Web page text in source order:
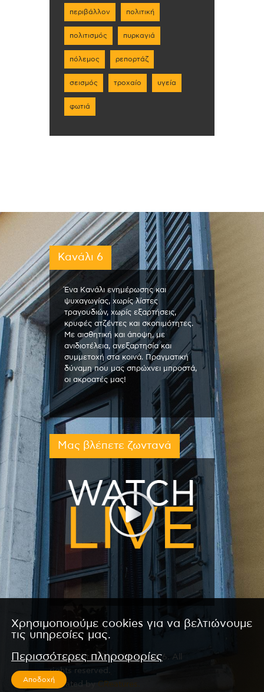
περιβάλλον πολιτική
πολιτισμός πυρκαγιά
πόλεμος ρεπορτάζ
σεισμός τροχαίο υγεία
φωτιά
Κανάλι 6
Ένα Κανάλι ενημέρωσης και
ψυχαγωγίας, χωρίς λίστες
τραγουδιών, χωρίς εξαρτήσεις,
κρυφές ατζέντες και σκοπιμότητες.
Με αισθητική και άποψη, με
ανιδιοτέλεια, ανεξαρτησία και
συμμετοχή στα κοινά. Πραγματική
δύναμη που μας σπρώχνει μπροστά,
οι ακροατές μας!
Μας βλέπετε ζωντανά
Copyright © 2026 by Kanali 6. All
rights reserved.
CReated by CReatures.
Χρησιμοποιούμε cookies για να βελτιώνουμε
τις υπηρεσίες μας.
Περισσότερες πληροφορίες
Αποδοχή